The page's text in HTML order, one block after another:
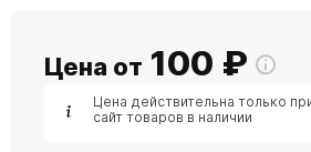
Цена от 100 ₽
Цена действительна только
сайт товаров в наличии